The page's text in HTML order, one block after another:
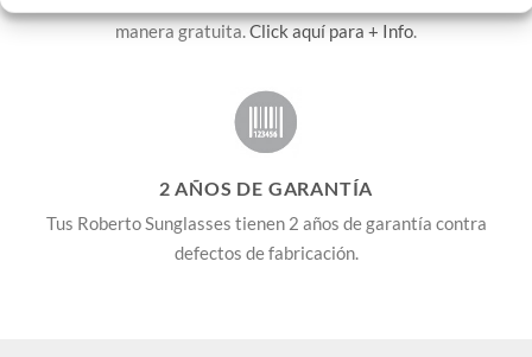
manera gratuita.Click aquí para + Info.
2 AÑOS DE GARANTÍA
Tus Roberto Sunglasses tienen 2 años de garantía contra
defectos de fabricación.